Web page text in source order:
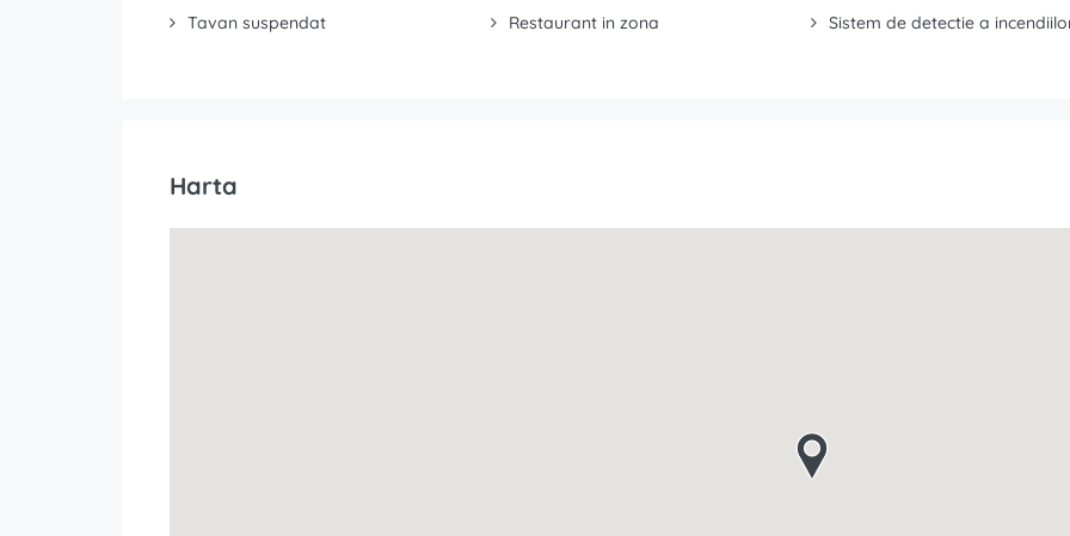
Tavan suspendat Restaurant in zona Sistem de detectie a
Harta